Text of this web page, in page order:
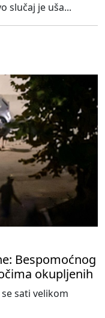
slučaj je uša...
Bespomoćnog
okupljenih
sati velikom